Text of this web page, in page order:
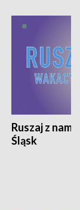
Ruszaj z
Śląsk